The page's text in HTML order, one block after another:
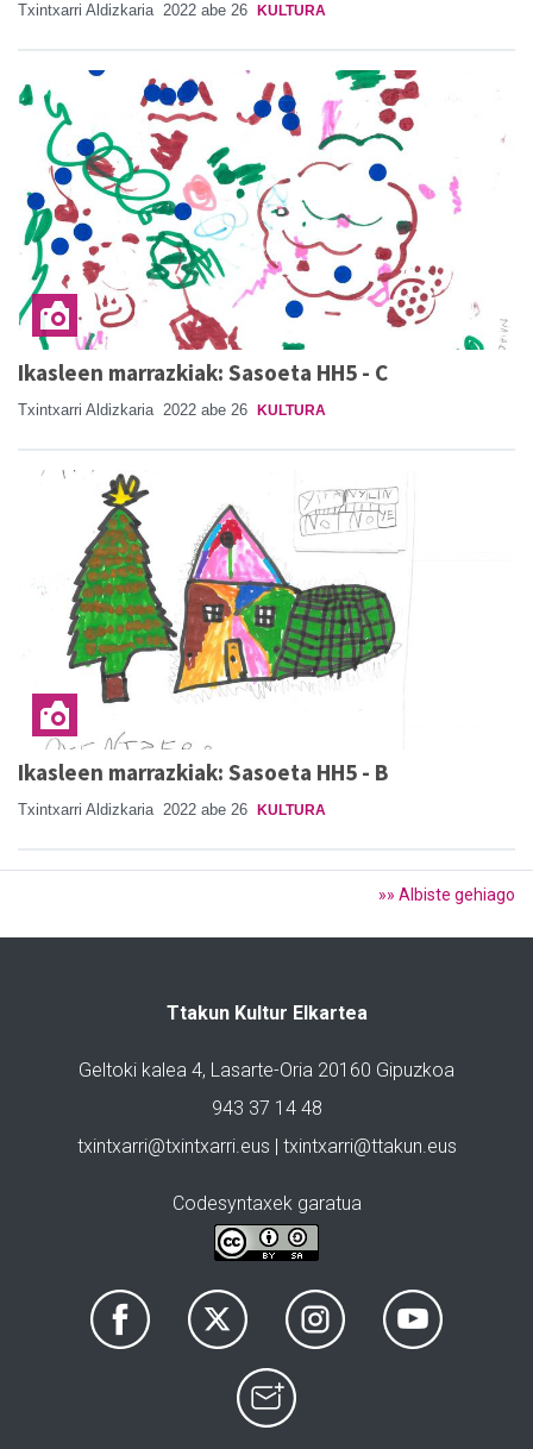
Txintxarri Aldizkaria 2022 abe 26 KULTURA
Ikasleen marrazkiak: Sasoeta HH5 - C
Txintxarri Aldizkaria 2022 abe 26 KULTURA
Ikasleen marrazkiak: Sasoeta HH5 - B
Txintxarri Aldizkaria 2022 abe 26 KULTURA
»» Albiste gehiago
Ttakun Kultur Elkartea
Geltoki kalea 4, Lasarte-Oria 20160 Gipuzkoa
943 37 14 48
txintxarri@txintxarri.eus | txintxarri@ttakun.eus
Codesyntaxek garatua